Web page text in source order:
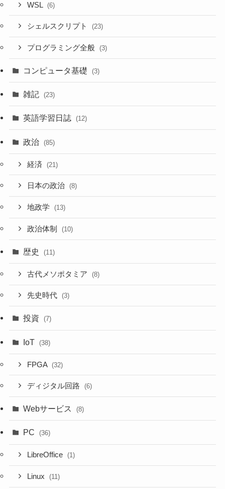
WSL (6)
シェルスクリプト (23)
プログラミング全般 (3)
コンピュータ基礎 (3)
雑記 (23)
英語学習日誌 (12)
政治 (85)
経済 (21)
日本の政治 (8)
地政学 (13)
政治体制 (10)
歴史 (11)
古代メソポタミア (8)
先史時代 (3)
投資 (7)
IoT (38)
FPGA (32)
ディジタル回路 (6)
Webサービス (8)
PC (36)
LibreOffice (1)
Linux (11)